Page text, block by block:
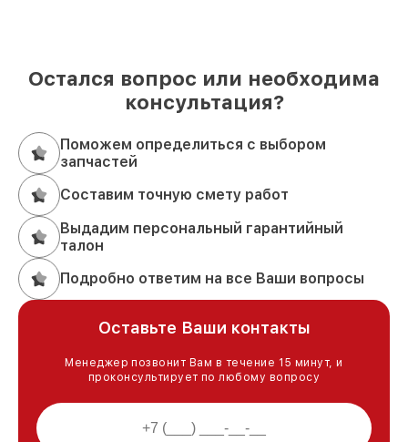
Остался вопрос или необходима
консультация?
Поможем определиться с выбором
запчастей
Составим точную смету работ
Выдадим персональный гарантийный
талон
Подробно ответим на все Ваши вопросы
Оставьте Ваши контакты
Менеджер позвонит Вам в течение 15 минут, и
проконсультирует по любому вопросу